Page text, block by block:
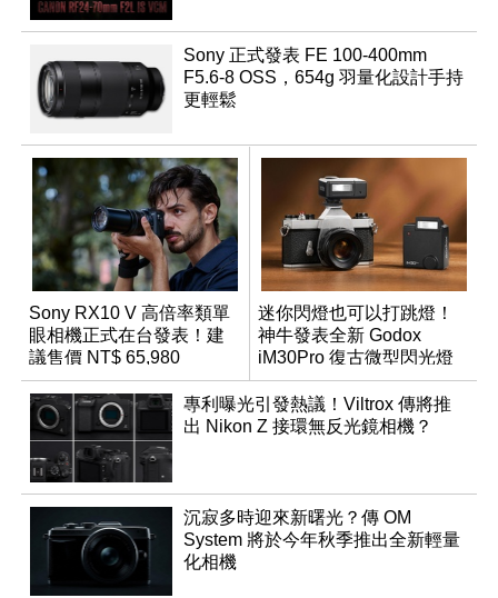
Sony 正式發表 FE 100-400mm
F5.6-8 OSS，654g 羽量化設計手持
更輕鬆
Sony RX10 V 高倍率類單
眼相機正式在台發表！建
議售價 NT$ 65,980
迷你閃燈也可以打跳燈！
神牛發表全新 Godox
iM30Pro 復古微型閃光燈
專利曝光引發熱議！Viltrox 傳將推
出 Nikon Z 接環無反光鏡相機？
沉寂多時迎來新曙光？傳 OM
System 將於今年秋季推出全新輕量
化相機